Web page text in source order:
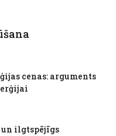
cenas: arguments
ilgtspējīgs